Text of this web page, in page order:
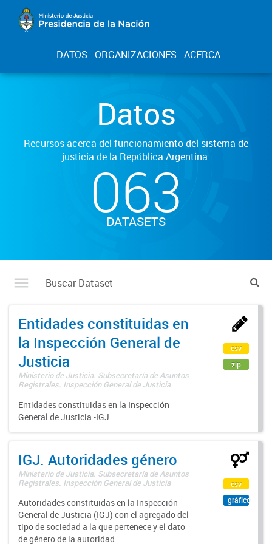
DATOS ORGANIZACIONES ACERCA
Datos
Recursos acerca del funcionamiento del sistema de
justicia de la República Argentina.
063
DATASETS
Entidades constituidas en
la Inspección General de
Justicia
Ministerio de Justicia. Subsecretaría de Asuntos
Registrales. Inspección General de Justicia
Entidades constituidas en la Inspección
General de Justicia -IGJ.
csv
zip
IGJ. Autoridades género
Ministerio de Justicia. Subsecretaría de Asuntos
Registrales. Inspección General de Justicia
Autoridades constituidas en la Inspección
General de Justicia (IGJ) con el agregado del
tipo de sociedad a la que pertenece y el dato
de género de la autoridad.
csv
gráfico